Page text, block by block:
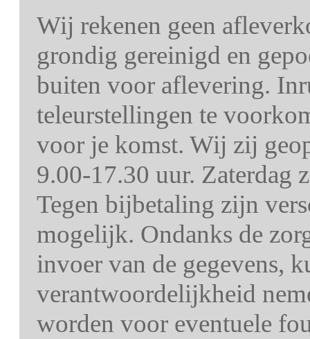
Wij rekenen geen
grondig gereinigd en
buiten voor aflevering.
teleurstellingen te
voor je komst. Wij zij
9.00-17.30 uur. Zaterdag
Tegen bijbetaling zijn
mogelijk. Ondanks de
invoer van de gegevens,
verantwoordelijkheid
worden voor eventuele